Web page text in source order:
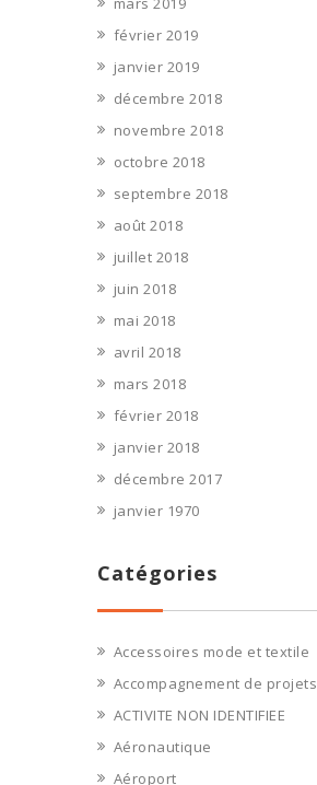
février 2019
janvier 2019
décembre 2018
novembre 2018
octobre 2018
septembre 2018
août 2018
juillet 2018
juin 2018
mai 2018
avril 2018
mars 2018
février 2018
janvier 2018
décembre 2017
janvier 1970
Catégories
Accessoires mode et textile
Accompagnement de projets
ACTIVITE NON IDENTIFIEE
Aéronautique
Aéroport